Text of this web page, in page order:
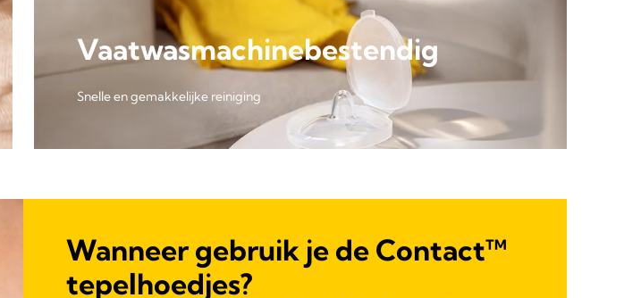
Vaatwasmachinebestendig
Snelle en gemakkelijke reiniging
Wanneer gebruik je de Contact™
tepelhoedjes?